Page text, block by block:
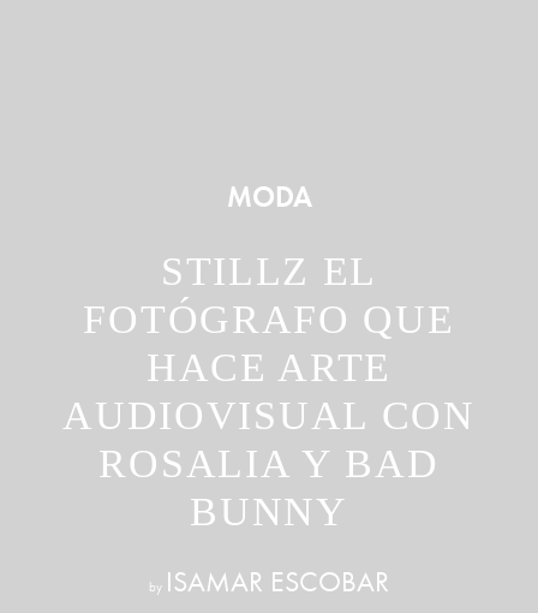
MODA
STILLZ EL
FOTÓGRAFO QUE
HACE ARTE
AUDIOVISUAL CON
ROSALIA Y BAD
BUNNY
by ISAMAR ESCOBAR